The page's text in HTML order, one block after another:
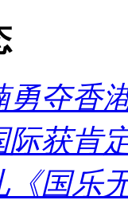
勇夺香
际获肯
《国乐